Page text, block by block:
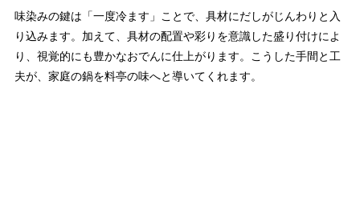
味染みの鍵は「一度冷ます」ことで、具材にだしがじんわりと入
り込みます。加えて、具材の配置や彩りを意識した盛り付けによ
り、視覚的にも豊かなおでんに仕上がります。こうした手間と工
夫が、家庭の鍋を料亭の味へと導いてくれます。